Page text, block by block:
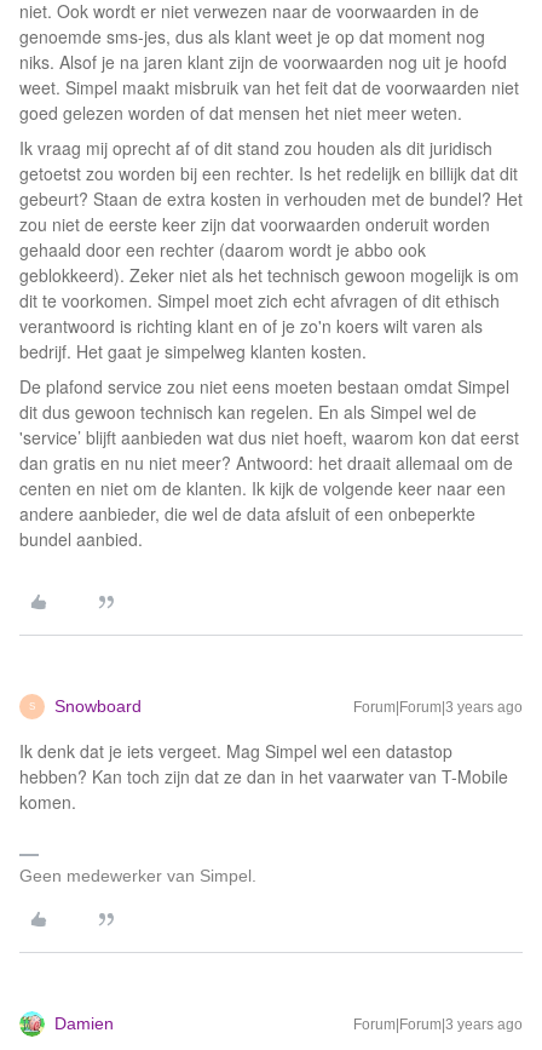
niet. Ook wordt er niet verwezen naar de voorwaarden in de
genoemde sms-jes, dus als klant weet je op dat moment nog
niks. Alsof je na jaren klant zijn de voorwaarden nog uit je hoofd
weet. Simpel maakt misbruik van het feit dat de voorwaarden niet
goed gelezen worden of dat mensen het niet meer weten.
Ik vraag mij oprecht af of dit stand zou houden als dit juridisch
getoetst zou worden bij een rechter. Is het redelijk en billijk dat dit
gebeurt? Staan de extra kosten in verhouden met de bundel? Het
zou niet de eerste keer zijn dat voorwaarden onderuit worden
gehaald door een rechter (daarom wordt je abbo ook
geblokkeerd). Zeker niet als het technisch gewoon mogelijk is om
dit te voorkomen. Simpel moet zich echt afvragen of dit ethisch
verantwoord is richting klant en of je zo'n koers wilt varen als
bedrijf. Het gaat je simpelweg klanten kosten.
De plafond service zou niet eens moeten bestaan omdat Simpel
dit dus gewoon technisch kan regelen. En als Simpel wel de
'service’ blijft aanbieden wat dus niet hoeft, waarom kon dat eerst
dan gratis en nu niet meer? Antwoord: het draait allemaal om de
centen en niet om de klanten. Ik kijk de volgende keer naar een
andere aanbieder, die wel de data afsluit of een onbeperkte
bundel aanbied.
S Snowboard Forum|Forum|3 years ago
Ik denk dat je iets vergeet. Mag Simpel wel een datastop
hebben? Kan toch zijn dat ze dan in het vaarwater van T-Mobile
komen.
Geen medewerker van Simpel.
Damien Forum|Forum|3 years ago